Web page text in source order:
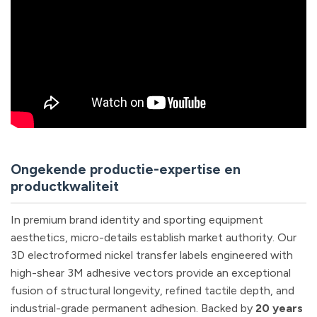
Ongekende productie-expertise en
productkwaliteit
In premium brand identity and sporting equipment
aesthetics, micro-details establish market authority. Our
3D electroformed nickel transfer labels engineered with
high-shear 3M adhesive vectors provide an exceptional
fusion of structural longevity, refined tactile depth, and
industrial-grade permanent adhesion. Backed by 20 years